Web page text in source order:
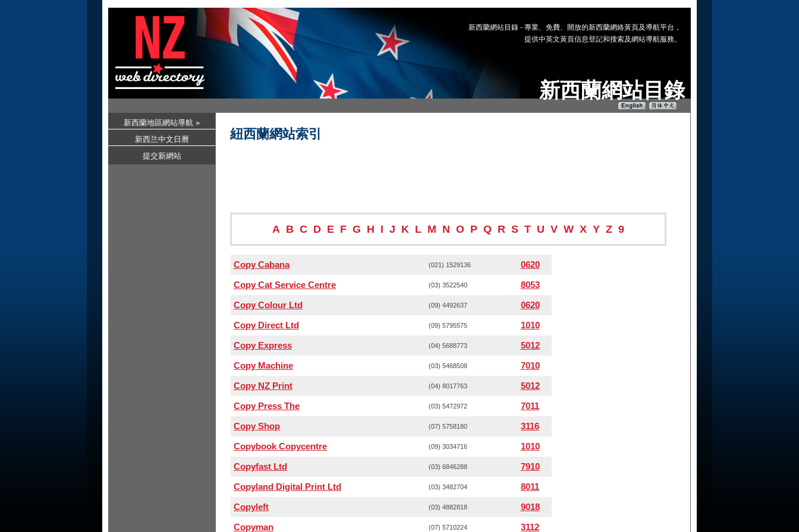
新西蘭網站目錄
新西蘭網站目錄 - 專業、免費、開放的新西蘭網絡黃頁及導航平台，
提供中英文黃頁信息登記和搜索及網站導航服務。
紐西蘭網站索引
A B C D E F G H I J K L M N O P Q R S T U V W X Y Z 9
Copy Cabana (021) 1529136
0620
Copy Cat Service Centre
(03) 3522540
8053
Copy Colour Ltd
(09) 4492637
0620
Copy Direct Ltd
(09) 5795575
1010
Copy Express
(04) 5688773
5012
Copy Machine
(03) 5468508
7010
Copy NZ Print
(04) 8017763
5012
Copy Press The
(03) 5472972
7011
Copy Shop
(07) 5758180
3116
Copybook Copycentre
(09) 3034716
1010
Copyfast Ltd
(03) 6846288
7910
Copyland Digital Print Ltd
(03) 3482704
8011
Copyleft
(03) 4882818
9018
Copyman
(07) 5710224 3112
新西蘭地區網站導航 »
新西兰中文日曆
提交新網站